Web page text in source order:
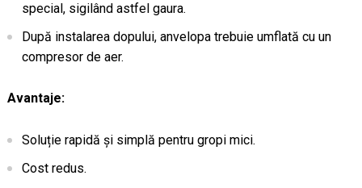
special, sigilând astfel gaura.
După instalarea dopului, anvelopa trebuie umflată cu un
compresor de aer.
Avantaje:
Soluție rapidă și simplă pentru gropi mici.
Cost redus.